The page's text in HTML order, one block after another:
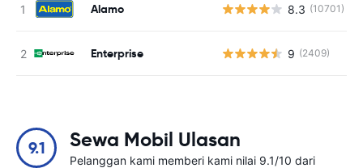
Alamo 8.3 (10701)
Enterprise 9 (2409)
9.1 Sewa Mobil Ulasan
Pelanggan kami memberi kami nilai 9.1/10 dari